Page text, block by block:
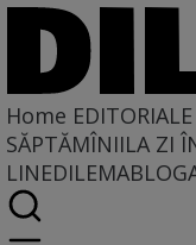
Home
SĂPTĂMÎNIILA ZI
LINEDILEMABLOG
Home